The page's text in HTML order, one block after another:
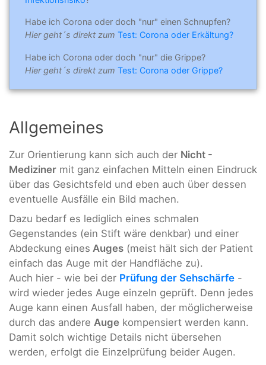
Habe ich Corona oder doch "nur" einen Schnupfen?
Hier geht´s direkt zum Test: Corona oder Erkältung?
Habe ich Corona oder doch "nur" die Grippe?
Hier geht´s direkt zum Test: Corona oder Grippe?
Allgemeines
Zur Orientierung kann sich auch der Nicht -
Mediziner mit ganz einfachen Mitteln einen Eindruck
über das Gesichtsfeld und eben auch über dessen
eventuelle Ausfälle ein Bild machen.
Dazu bedarf es lediglich eines schmalen
Gegenstandes (ein Stift wäre denkbar) und einer
Abdeckung eines Auges (meist hält sich der Patient
einfach das Auge mit der Handfläche zu).
Auch hier - wie bei der Prüfung der Sehschärfe -
wird wieder jedes Auge einzeln geprüft. Denn jedes
Auge kann einen Ausfall haben, der möglicherweise
durch das andere Auge kompensiert werden kann.
Damit solch wichtige Details nicht übersehen
werden, erfolgt die Einzelprüfung beider Augen.